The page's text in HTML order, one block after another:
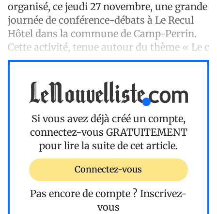
organisé, ce jeudi 27 novembre, une grande
journée de conférence-débats à Le Recul
Hôtel dans la commune de Camp-Perrin.
Cette activité, tenue autour du thème « Le c
Si vous avez déjà créé un compte,
connectez-vous GRATUITEMENT
pour lire la suite de cet article.
Connectez-vous
Pas encore de compte ? Inscrivez-
vous